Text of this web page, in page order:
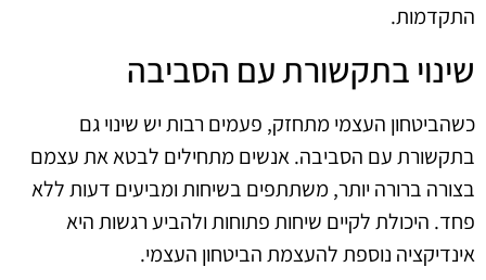
התקדמות.
שינוי בתקשורת עם הסביבה
כשהביטחון העצמי מתחזק, פעמים רבות יש שינוי גם
בתקשורת עם הסביבה. אנשים מתחילים לבטא את עצמם
בצורה ברורה יותר, משתתפים בשיחות ומביעים דעות ללא
פחד. היכולת לקיים שיחות פתוחות ולהביע רגשות היא
אינדיקציה נוספת להעצמת הביטחון העצמי.